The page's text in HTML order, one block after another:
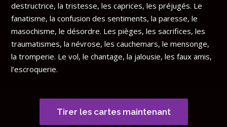
destructrice, la tristesse, les caprices, les préjugés. Le
fanatisme, la confusion des sentiments, la paresse, le
masochisme, le désordre. Les pièges, les sacrifices, les
traumatismes, la névrose, les cauchemars, le mensonge,
la tromperie. Le vol, le chantage, la jalousie, les faux amis,
l’escroquerie.
Tirer les cartes maintenant